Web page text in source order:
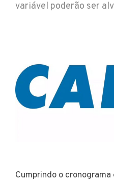
variável poderão ser
Cumprindo o